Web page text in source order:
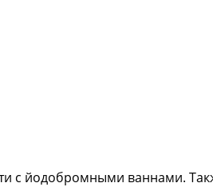
с йодобромными ваннами.